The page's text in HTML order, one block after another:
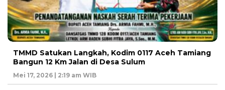
TMMD Satukan Langkah, Kodim 0117 Aceh Tamiang
Bangun 12 Km Jalan di Desa Sulum
Mei 17, 2026 | 2:19 am WIB